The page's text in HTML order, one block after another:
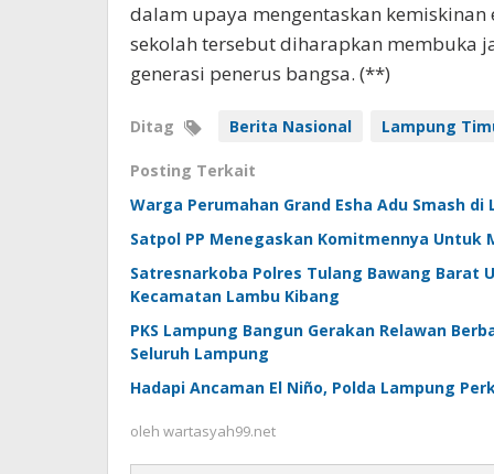
dalam upaya mengentaskan
sekolah tersebut diharapkan membuka
generasi penerus bangsa. (**)
Ditag Berita Nasional Lampung
Posting Terkait
Warga Perumahan Grand Esha Adu Smash
Satpol PP Menegaskan Komitmennya
Satresnarkoba Polres Tulang Bawang Barat
Kecamatan Lambu Kibang
PKS Lampung Bangun Gerakan Relawan
Seluruh Lampung
Hadapi Ancaman El Niño, Polda Lampung
oleh wartasyah99.net